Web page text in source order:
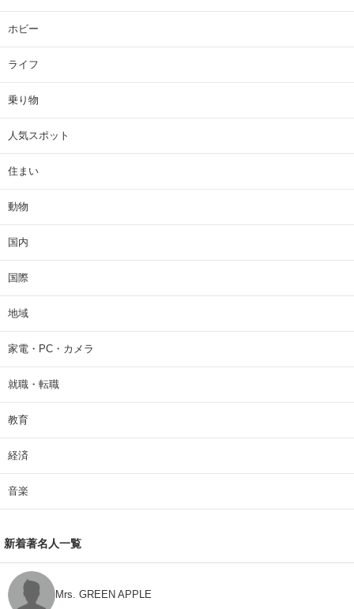
ホビー
ライフ
乗り物
人気スポット
住まい
動物
国内
国際
地域
家電・PC・カメラ
就職・転職
教育
経済
音楽
新着著名人一覧
Mrs. GREEN APPLE